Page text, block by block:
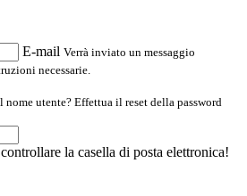
E-mail Verrà inviato un messaggio
necessarie.
nome utente? Effettua il reset della password
la casella di posta elettronica!